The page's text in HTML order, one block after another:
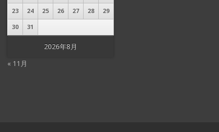
2026年8月
23
24 25 26 27 28
29
30
31
« 11月